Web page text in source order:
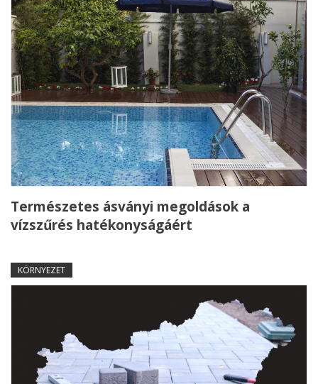
Természetes ásványi megoldások a
vízszűrés hatékonyságáért
KÖRNYEZET